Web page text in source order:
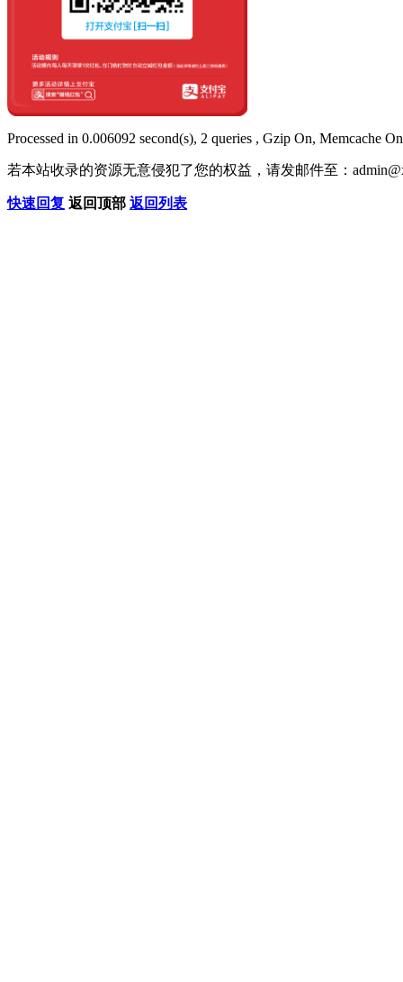
Processed in 0.006092 second(s), 2 queries , Gzip On, Memcache
若本站收录的资源无意侵犯了您的权益，请发邮件至：
快速回复 返回顶部 返回列表